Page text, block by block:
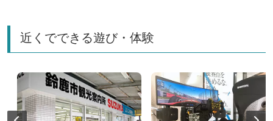
近くでできる遊び・体験